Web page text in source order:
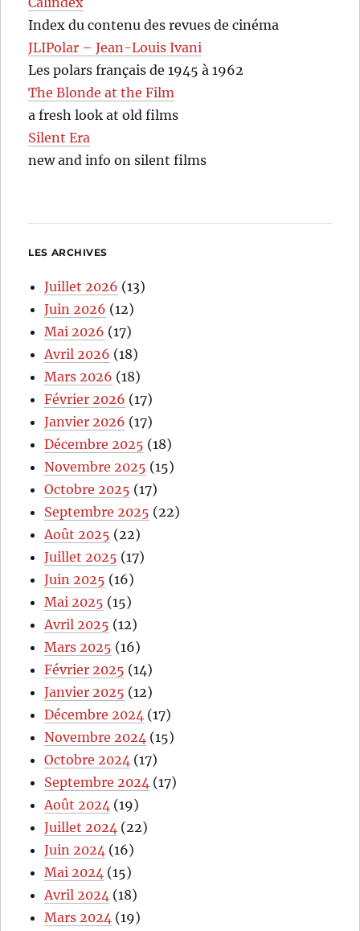
Index du contenu des revues de cinéma
JLIPolar – Jean-Louis Ivani
Les polars français de 1945 à 1962
The Blonde at the Film
a fresh look at old films
Silent Era
new and info on silent films
LES ARCHIVES
Juillet 2026 (13)
Juin 2026 (12)
Mai 2026 (17)
Avril 2026 (18)
Mars 2026 (18)
Février 2026 (17)
Janvier 2026 (17)
Décembre 2025 (18)
Novembre 2025 (15)
Octobre 2025 (17)
Septembre 2025 (22)
Août 2025 (22)
Juillet 2025 (17)
Juin 2025 (16)
Mai 2025 (15)
Avril 2025 (12)
Mars 2025 (16)
Février 2025 (14)
Janvier 2025 (12)
Décembre 2024 (17)
Novembre 2024 (15)
Octobre 2024 (17)
Septembre 2024 (17)
Août 2024 (19)
Juillet 2024 (22)
Juin 2024 (16)
Mai 2024 (15)
Avril 2024 (18)
Mars 2024 (19)